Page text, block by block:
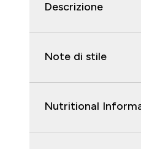
Descrizione
Note di stile
Nutritional